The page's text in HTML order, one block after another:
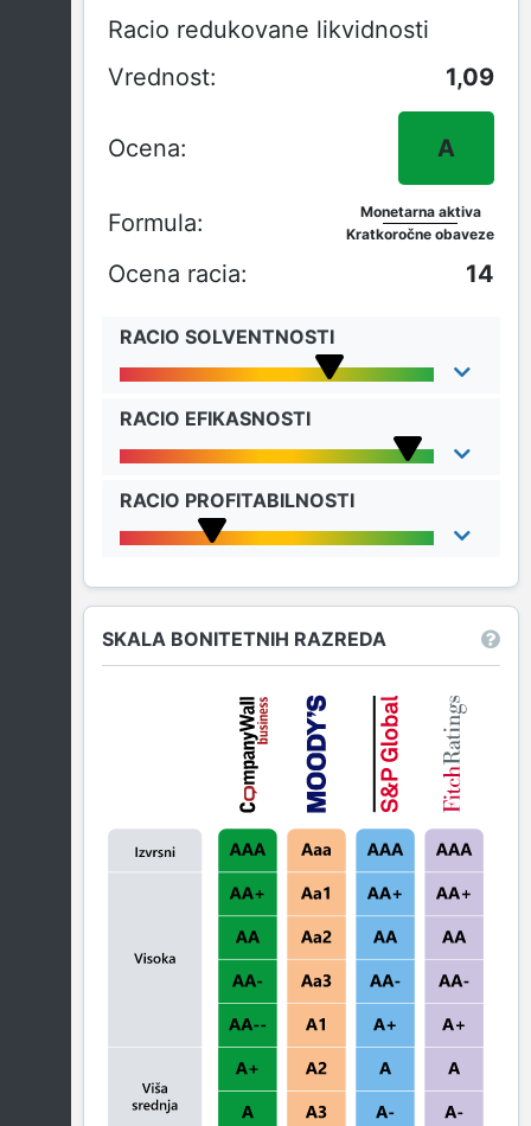
Racio redukovane likvidnosti
1,09
A
Monetarna aktiva
Kratkoročne obaveze
14
RACIO SOLVENTNOSTI
RACIO EFIKASNOSTI
RACIO PROFITABILNOSTI
SKALA BONITETNIH RAZREDA